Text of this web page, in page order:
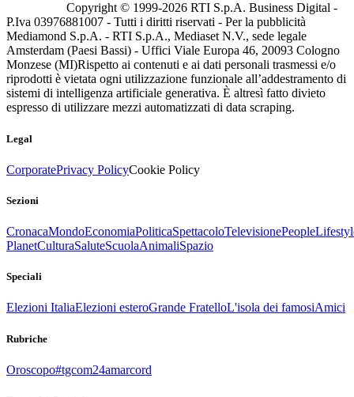
Copyright © 1999-2026 RTI S.p.A. Business Digital -
P.Iva 03976881007 - Tutti i diritti riservati - Per la pubblicità
Mediamond S.p.A. - RTI S.p.A., Mediaset N.V., sede legale
Amsterdam (Paesi Bassi) - Uffici Viale Europa 46, 20093 Cologno
Monzese (MI)Rispetto ai contenuti e ai dati personali trasmessi e/o
riprodotti è vietata ogni utilizzazione funzionale all’addestramento di
sistemi di intelligenza artificiale generativa. È altresì fatto divieto
espresso di utilizzare mezzi automatizzati di data scraping.
Legal
CorporatePrivacy PolicyCookie Policy
Sezioni
CronacaMondoEconomiaPoliticaSpettacoloTelevisionePeople
PlanetCulturaSaluteScuolaAnimaliSpazio
Speciali
Elezioni ItaliaElezioni esteroGrande FratelloL'isola dei famosiAmici
Rubriche
Oroscopo#tgcom24amarcord